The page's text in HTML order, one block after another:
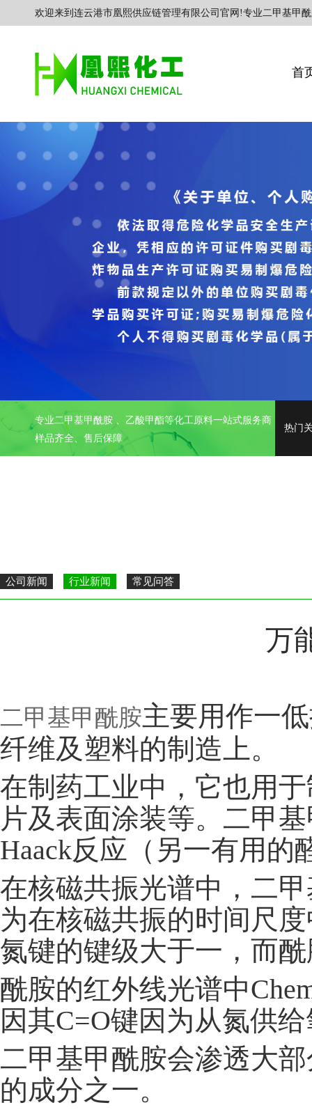
欢迎来到连云港市凰熙供应链管理有限公司官网!专业二甲基甲
首
专业二甲基甲酰胺 、乙酸甲酯等化工原料一站式服务商
样品齐全、售后保障
热门
公司新闻 行业新闻 常见问答
万
二甲基甲酰胺主要用作一
纤维及塑料的制造上。
在制药工业中，它也用
片及表面涂装等。二甲
Haack反应（另一有用的
在核磁共振光谱中，二
为在核磁共振的时间尺
氮键的键级大于一，而
酰胺的红外线光谱中
因其C=O键因为从氮供
二甲基甲酰胺会渗透大
的成分之一。